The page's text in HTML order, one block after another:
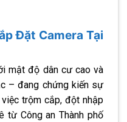
Đặt Camera Tại
mật độ dân cư cao và
– đang chứng kiến sự
trộm cắp, đột nhập
từ Công an Thành phố